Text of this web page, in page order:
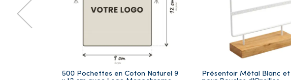
500 Pochettes en Coton Naturel 9
Présentoir Métal Blanc et